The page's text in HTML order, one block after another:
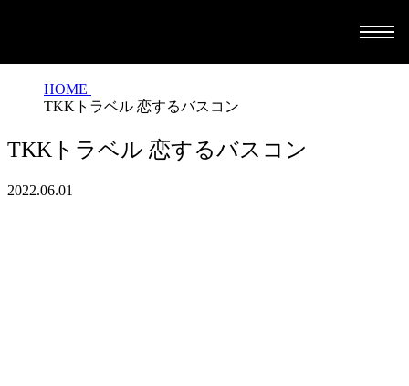
HOME
TKKトラベル 恋するバスコン
TKKトラベル 恋するバスコン
2022.06.01